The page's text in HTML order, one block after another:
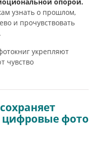
узнать о прошлом,
и прочувствовать
укрепляют
чувство
фото